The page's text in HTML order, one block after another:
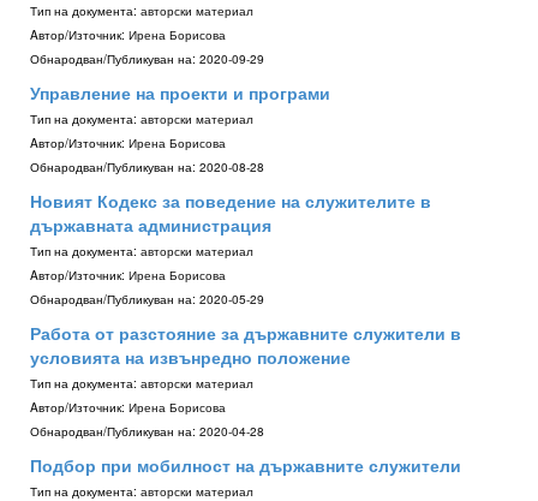
Тип на документа: авторски материал
Aвтор/Източник: Ирена Борисова
Обнародван/Публикуван на: 2020-09-29
Управление на проекти и програми
Тип на документа: авторски материал
Aвтор/Източник: Ирена Борисова
Обнародван/Публикуван на: 2020-08-28
Новият Кодекс за поведение на служителите в
държавната администрация
Тип на документа: авторски материал
Aвтор/Източник: Ирена Борисова
Обнародван/Публикуван на: 2020-05-29
Работа от разстояние за държавните служители в
условията на извънредно положение
Тип на документа: авторски материал
Aвтор/Източник: Ирена Борисова
Обнародван/Публикуван на: 2020-04-28
Подбор при мобилност на държавните служители
Тип на документа: авторски материал